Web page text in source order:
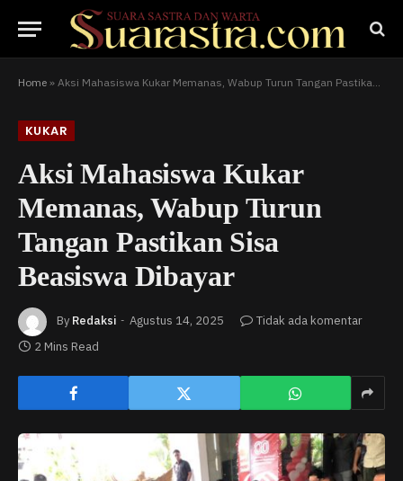
Home » Aksi Mahasiswa Kukar Memanas, Wabup Turun Tangan Pastikan Sisa Beasiswa Dibayar
KUKAR
Aksi Mahasiswa Kukar
Memanas, Wabup Turun
Tangan Pastikan Sisa
Beasiswa Dibayar
By Redaksi Agustus 14, 2025
Tidak ada komentar
2 Mins Read